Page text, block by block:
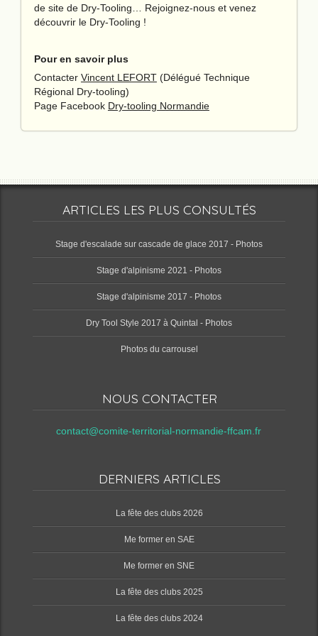
de site de Dry-Tooling… Rejoignez-nous et venez
découvrir le Dry-Tooling !
Pour en savoir plus
Contacter Vincent LEFORT(Délégué Technique
Régional Dry-tooling)
Page Facebook Dry-tooling Normandie
ARTICLES LES PLUS CONSULTÉS
Stage d'escalade sur cascade de glace 2017 - Photos
Stage d'alpinisme 2021 - Photos
Stage d'alpinisme 2017 - Photos
Dry Tool Style 2017 à Quintal - Photos
Photos du carrousel
NOUS CONTACTER
contact@comite-territorial-normandie-ffcam.fr
DERNIERS ARTICLES
‌La fête des clubs 2026
Me former en SAE
Me former en SNE
‌La fête des clubs 2025
‌La fête des clubs 2024